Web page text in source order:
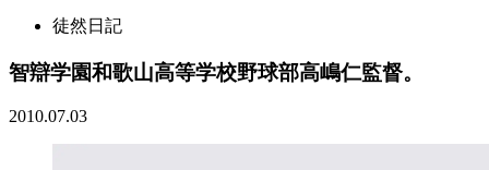
徒然日記
智辯学園和歌山高等学校野球部高嶋仁監督。
2010.07.03